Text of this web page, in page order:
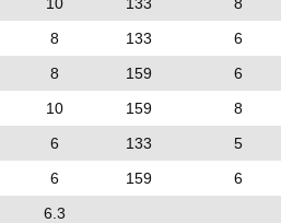
8 133
6
8 159
6
10 159
8
6 133
5
6 159
6
6.3